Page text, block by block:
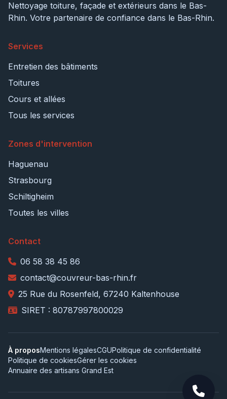
Nettoyage toiture, façade et extérieurs dans le Bas-
Rhin. Votre partenaire de confiance dans le Bas-Rhin.
Services
Entretien des bâtiments
Toitures
Cours et allées
Tous les services
Zones d'intervention
Haguenau
Strasbourg
Schiltigheim
Toutes les villes
Contact
06 58 38 45 86
contact@couvreur-bas-rhin.fr
25 Rue du Rosenfeld, 67240 Kaltenhouse
SIRET : 80787997800029
À proposMentions légalesCGUPolitique de confidentialité
Politique de cookiesGérer les cookies
Annuaire des artisans Grand Est